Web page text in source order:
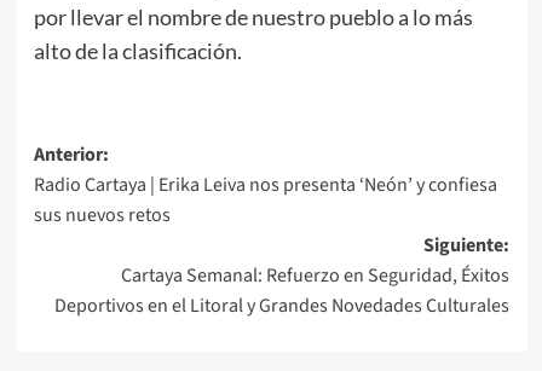
por llevar el nombre de nuestro pueblo a lo más
alto de la clasificación.
Anterior:
Radio Cartaya | Erika Leiva nos presenta ‘Neón’ y confiesa
sus nuevos retos
Siguiente:
Cartaya Semanal: Refuerzo en Seguridad, Éxitos
Deportivos en el Litoral y Grandes Novedades Culturales